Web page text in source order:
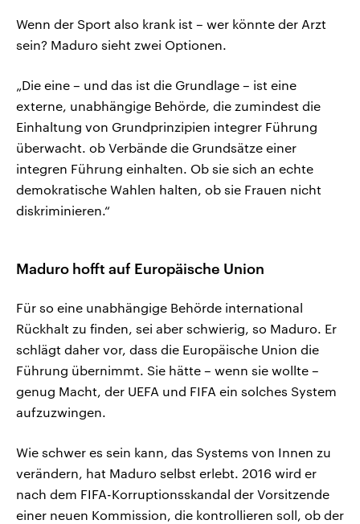
Wenn der Sport also krank ist – wer könnte der Arzt
sein? Maduro sieht zwei Optionen.
„Die eine – und das ist die Grundlage – ist eine
externe, unabhängige Behörde, die zumindest die
Einhaltung von Grundprinzipien integrer Führung
überwacht. ob Verbände die Grundsätze einer
integren Führung einhalten. Ob sie sich an echte
demokratische Wahlen halten, ob sie Frauen nicht
diskriminieren.“
Maduro hofft auf Europäische Union
Für so eine unabhängige Behörde international
Rückhalt zu finden, sei aber schwierig, so Maduro. Er
schlägt daher vor, dass die Europäische Union die
Führung übernimmt. Sie hätte – wenn sie wollte –
genug Macht, der UEFA und FIFA ein solches System
aufzuzwingen.
Wie schwer es sein kann, das Systems von Innen zu
verändern, hat Maduro selbst erlebt. 2016 wird er
nach dem FIFA-Korruptionsskandal der Vorsitzende
einer neuen Kommission, die kontrollieren soll, ob der